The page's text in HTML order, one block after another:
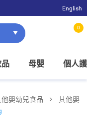
。
English
0
母嬰 個人
他嬰幼兒食品
其他嬰